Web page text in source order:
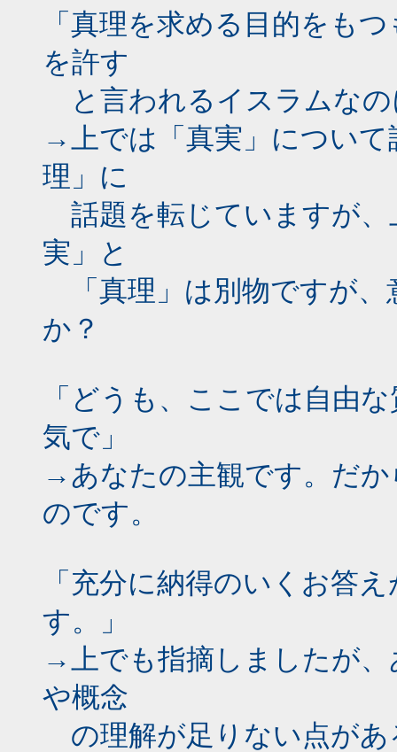
「真理を求める目的をも
を許す
と言われるイスラムなの
→上では「真実」につい
理」に
話題を転じていますが、
実」と
「真理」は別物ですが、
か？
「どうも、ここでは自由
気で」
→あなたの主観です。だ
のです。
「充分に納得のいくお答
す。」
→上でも指摘しましたが
や概念
の理解が足りない点があ